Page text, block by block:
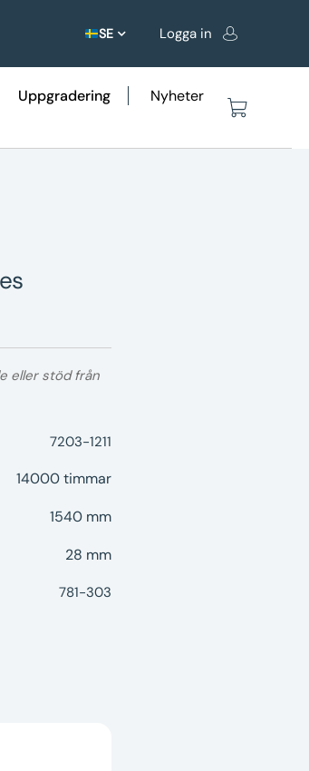
SE Logga in
Uppgradering
Nyheter
eller stöd från
7203-1211
14000 timmar
1540 mm
28 mm
781-303